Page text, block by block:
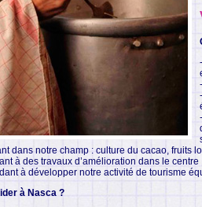
dans notre champ : culture du cacao, fruits
à des travaux d’amélioration dans le
à développer notre activité de tourisme
à Nasca ?